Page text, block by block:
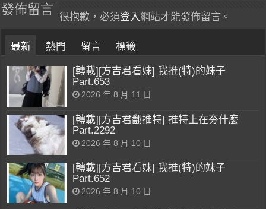
發佈留言
很抱歉，必須登入網站才能發佈留言。
最新 熱門 留言 標籤
[轉載][方吉君看妹] 我推(特)的妹子
Part.653
2026 年 8 月 11 日
[轉載][方吉君翻推特] 推特上在夯什麼
Part.2292
2026 年 8 月 10 日
[轉載][方吉君看妹] 我推(特)的妹子
Part.652
2026 年 8 月 10 日